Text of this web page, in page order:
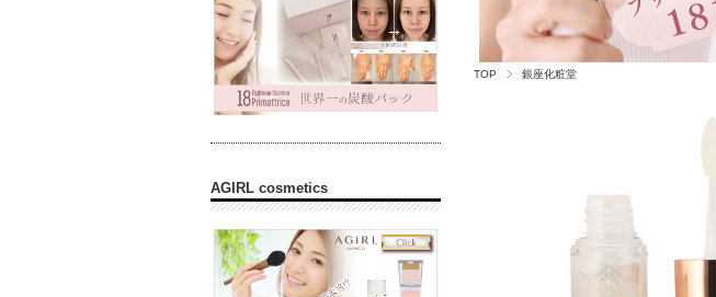
TOP 銀座化粧堂
AGIRL cosmetics